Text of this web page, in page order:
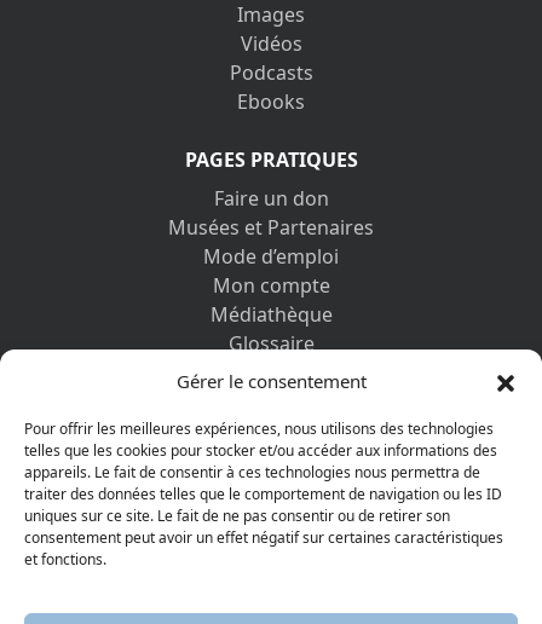
Gérer le consentement
Pour offrir les meilleures expériences, nous utilisons des technologies
telles que les cookies pour stocker et/ou accéder aux informations des
appareils. Le fait de consentir à ces technologies nous permettra de
traiter des données telles que le comportement de navigation ou les ID
uniques sur ce site. Le fait de ne pas consentir ou de retirer son
consentement peut avoir un effet négatif sur certaines caractéristiques
et fonctions.
Images
Vidéos
Podcasts
Ebooks
PAGES PRATIQUES
Faire un don
Musées et Partenaires
Mode d’emploi
Mon compte
Médiathèque
Glossaire
Contactez-nous
Vos informations personnelles et cookies
DÉCOUVRIR AUSSI